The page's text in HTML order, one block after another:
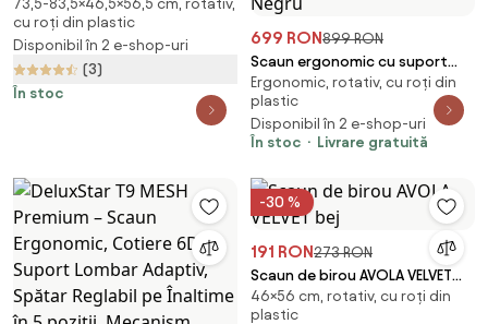
deschis
73,5-83,5×46,5×56,5 cm, rotativ,
cu roți din plastic
Disponibil în 2 e-shop-uri
(3)
În stoc
699 RON899 RON
Scaun ergonomic cu suport
lombar 4D, tetieră reglabilă 4D,
pivotant 360°, suport pentru
picioare, Negru
Ergonomic, rotativ, cu roți din
plastic
Disponibil în 2 e-shop-uri
În stoc
Livrare gratuită
-30 %
191 RON273 RON
Scaun de birou AVOLA VELVET
bej
46×56 cm, rotativ, cu roți din
plastic